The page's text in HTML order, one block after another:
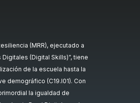
(MRR), ejecutado a
(Digital Skills)”, tiene
de la escuela hasta la
demográfico (C19.I01). Con
la igualdad de